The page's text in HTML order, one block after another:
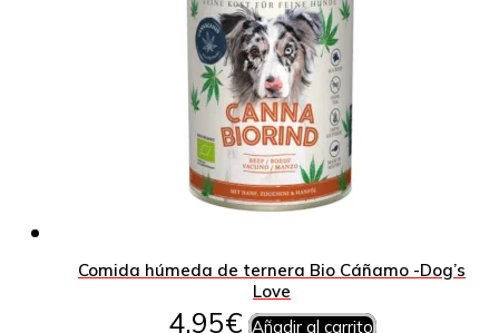
Comida húmeda de ternera Bio Cáñamo -Dog’s
Love
4,95€ Añadir al carrito